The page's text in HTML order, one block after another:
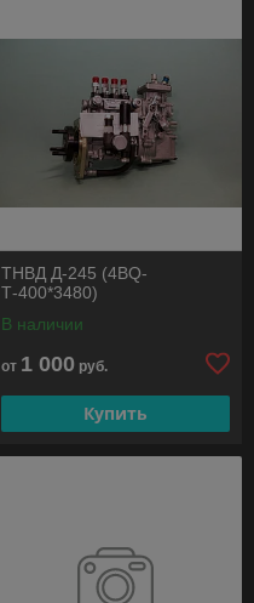
ТНВД Д-245 (4BQ-
Т-400*3480)
В наличии
от 1 000 руб.
Купить